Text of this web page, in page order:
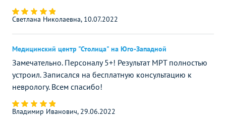
Светлана Николаевна, 10.07.2022
Медицинский центр "Столица" на Юго-Западной
Замечательно. Персоналу 5+! Результат МРТ полностью
устроил. Записался на бесплатную консультацию к
неврологу. Всем спасибо!
Владимир Иванович, 29.06.2022